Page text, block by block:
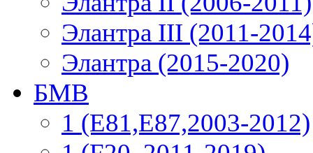
Элантра III (2011-
Элантра (2015-2020)
БМВ
1 (E81,E87,2003-2012)